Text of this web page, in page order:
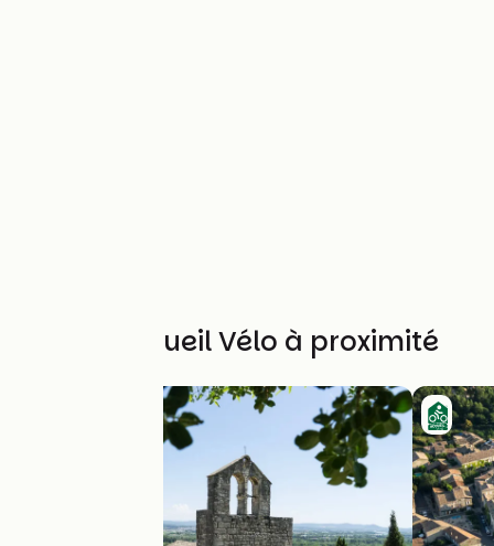
Autres Accueil Vélo à proximité